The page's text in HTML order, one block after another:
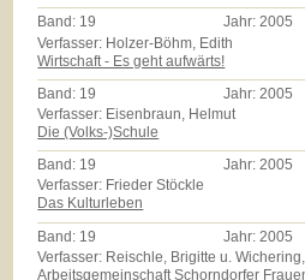
Band: 19 Jahr:2005
Verfasser: Holzer-Böhm, Edith
Wirtschaft - Es geht aufwärts!
Band: 19 Jahr: 2005
Verfasser: Eisenbraun, Helmut
Die (Volks-)Schule
Band: 19 Jahr:2005
Verfasser: Frieder Stöckle
Das Kulturleben
Band: 19 Jahr: 2005
Verfasser: Reischle, Brigitte u.
Arbeitsgemeinschaft Schorndorfer